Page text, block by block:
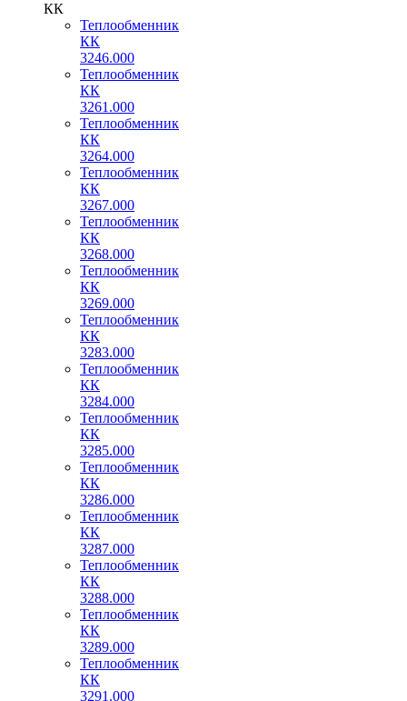
КК
Теплообменник
КК
3246.000
Теплообменник
КК
3261.000
Теплообменник
КК
3264.000
Теплообменник
КК
3267.000
Теплообменник
КК
3268.000
Теплообменник
КК
3269.000
Теплообменник
КК
3283.000
Теплообменник
КК
3284.000
Теплообменник
КК
3285.000
Теплообменник
КК
3286.000
Теплообменник
КК
3287.000
Теплообменник
КК
3288.000
Теплообменник
КК
3289.000
Теплообменник
КК
3291.000